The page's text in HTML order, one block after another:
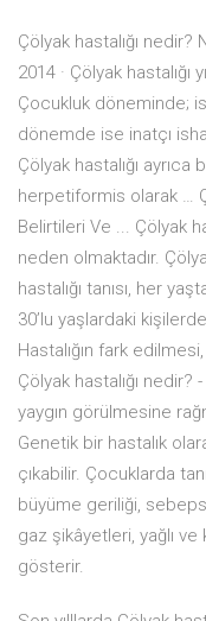
Çölyak hastalığı
2014 · Çölyak
Çocukluk döneminde;
dönemde ise inatçı
Çölyak hastalığı
herpetiformis olarak …
Belirtileri Ve ... Çölyak
neden olmaktadır.
hastalığı tanısı, her
30’lu yaşlardaki
Hastalığın fark
Çölyak hastalığı
yaygın görülmesine
Genetik bir hastalık
çıkabilir. Çocuklarda
büyüme geriliği, sebepsiz
gaz şikâyetleri, yağlı
gösterir.